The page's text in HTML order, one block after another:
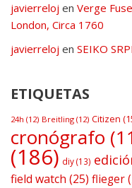
javierreloj en Verge
London, Circa 1760
javierreloj en SEIKO
ETIQUETAS
24h (12) Breitling (12) Citizen
cronógrafo
(186) diy(13)
field watch (25) flieger